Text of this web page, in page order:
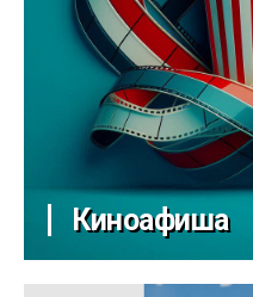
Киноафиша